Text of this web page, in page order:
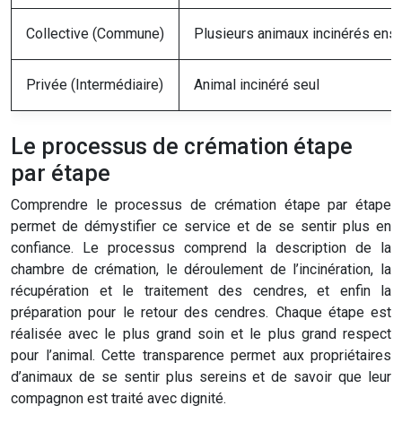
Collective (Commune) Plusieurs animaux incinérés
Privée (Intermédiaire) Animal incinéré seul
Le processus de crémation étape
par étape
Comprendre le processus de crémation étape par étape
permet de démystifier ce service et de se sentir plus en
confiance. Le processus comprend la description de la
chambre de crémation, le déroulement de l’incinération, la
récupération et le traitement des cendres, et enfin la
préparation pour le retour des cendres. Chaque étape est
réalisée avec le plus grand soin et le plus grand respect
pour l’animal. Cette transparence permet aux propriétaires
d’animaux de se sentir plus sereins et de savoir que leur
compagnon est traité avec dignité.